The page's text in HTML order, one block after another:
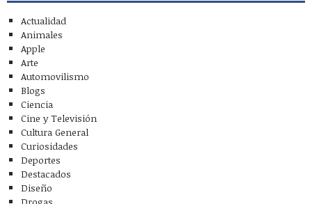
Actualidad
Animales
Apple
Arte
Automovilismo
Blogs
Ciencia
Cine y Televisión
Cultura General
Curiosidades
Deportes
Destacados
Diseño